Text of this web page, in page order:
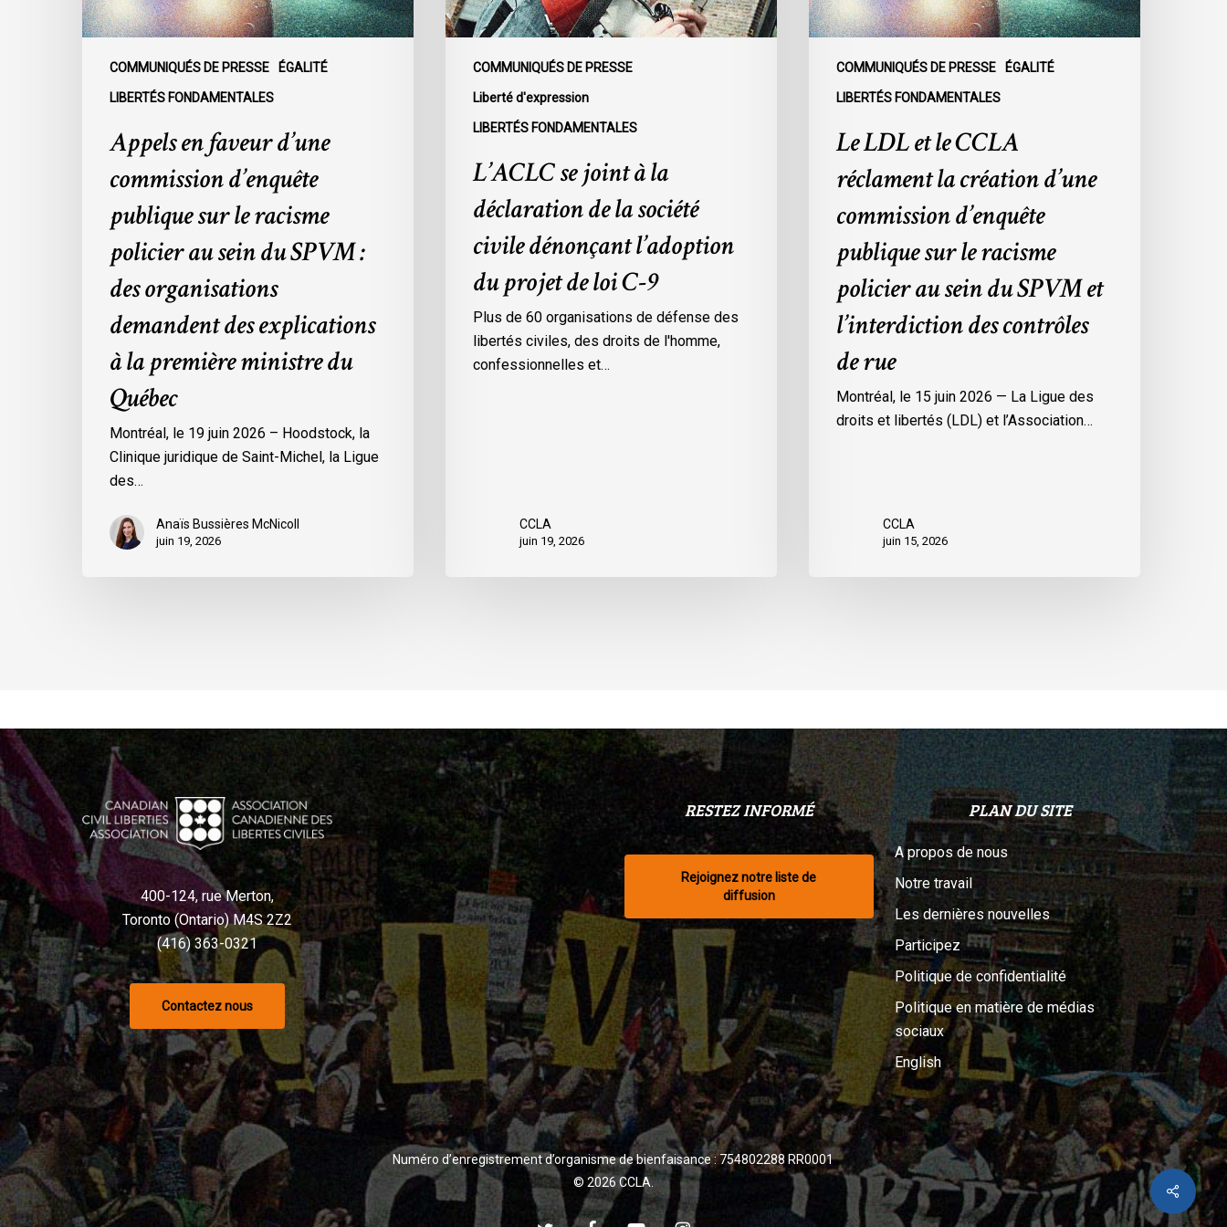
COMMUNIQUÉS DE PRESSE ÉGALITÉ
LIBERTÉS FONDAMENTALES
le
racisme
policier
organisations
demandent
explications
première
ministre
Québec
Appels en faveur d’une
commission d’enquête
publique sur le racisme
policier au sein du SPVM :
des organisations
demandent des explications
à la première ministre du
Québec
Montréal, le 19 juin 2026 – Hoodstock, la
Clinique juridique de Saint-Michel, la Ligue
des…
Anaïs Bussières McNicoll
juin 19, 2026
COMMUNIQUÉS DE PRESSE
Liberté d'expression
LIBERTÉS FONDAMENTALES
société
civile
dénonçant
projet
L’ACLC se joint à la
déclaration de la société
civile dénonçant l’adoption
du projet de loi C-9
Plus de 60 organisations de défense des
libertés civiles, des droits de l'homme,
confessionnelles et…
CCLA
juin 19, 2026
COMMUNIQUÉS DE PRESSE ÉGALITÉ
LIBERTÉS FONDAMENTALES
d’une
commission
d’enquête
policier
l’interdiction
contrôles
Le LDL et le CCLA
réclament la création d’une
commission d’enquête
publique sur le racisme
policier au sein du SPVM et
l’interdiction des contrôles
de rue
Montréal, le 15 juin 2026 — La Ligue des
droits et libertés (LDL) et l’Association…
CCLA
juin 15, 2026
Share
400-124, rue Merton,
Toronto (Ontario) M4S 2Z2
(416) 363-0321
Contactez nous
RESTEZ INFORMÉ
Rejoignez notre liste de
diffusion
PLAN DU SITE
A propos de nous
Notre travail
Les dernières nouvelles
Participez
Politique de confidentialité
Politique en matière de médias
sociaux
English
Numéro d’enregistrement d’organisme de bienfaisance : 754802288 RR0001
© 2026 CCLA.